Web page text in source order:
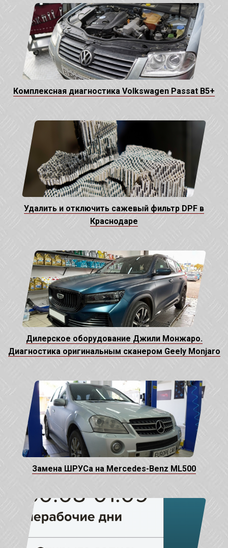
Комплексная диагностика Volkswagen Passat B5+
Удалить и отключить сажевый фильтр DPF в
Краснодаре
Дилерское оборудование Джили Монжаро.
Диагностика оригинальным сканером Geely Monjaro
Замена ШРУСа на Mercedes-Benz ML500